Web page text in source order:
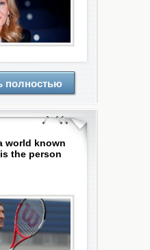
полностью
world known
the person